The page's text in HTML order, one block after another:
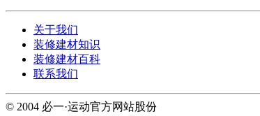
关于我们
装修建材知识
装修建材百科
联系我们
© 2004 必一·运动官方网站股份